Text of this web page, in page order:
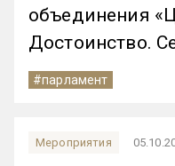
объединения
Достоинство.
#парламент
Мероприятия